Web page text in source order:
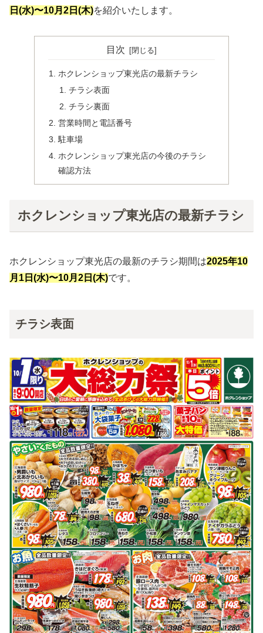
日(水)〜10月2日(木)を紹介いたします。
目次
ホクレンショップ東光店の最新チラシ
チラシ表面
チラシ裏面
営業時間と電話番号
駐車場
ホクレンショップ東光店の今後のチラシ
確認方法
ホクレンショップ東光店の最新チラシ
ホクレンショップ東光店の最新のチラシ期間は2025年10
月1日(水)〜10月2日(木)です。
チラシ表面